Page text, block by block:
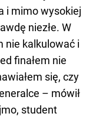
i mimo wysokiej
niezłe. W
nie kalkulować i
finałem nie
się, czy
– mówił
student